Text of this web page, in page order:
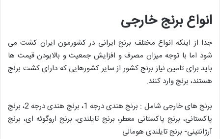
انواع برنج خارجی
جدا از اینکه انواع مختلف برنج ایرانی در کشورمون ایران کشت می
شود اما با توجه میزان مصرف و افزایش جمعیت و بالابودن قیمت ها
باید برای تامین نیاز برنج کشور از سایر کشورهایی که دارای کشت برنج
هستند، برنج وارد کنند.
برنج های خارجی شامل : برنج هندی درجه 1، برنج هندی درجه 2، برنج
پاکستانی، برنج پاکستانی معطر، برنج تایلندی، برنج اروگوئه ای، برنج
آرژانتینی- برنج تایلندی هومالی